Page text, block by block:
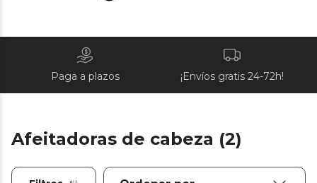
Paga a plazos ¡Envíos gratis 24-72h!
Afeitadoras de cabeza (2)